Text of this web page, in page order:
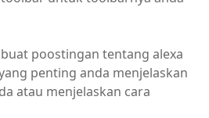
poostingan tentang alexa
penting anda menjelaskan
atau menjelaskan cara